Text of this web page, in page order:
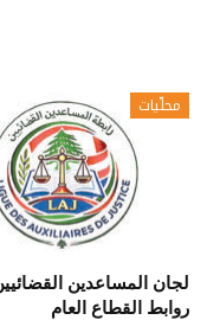
محلّيات
لجان المساعدين
روابط القطاع العام